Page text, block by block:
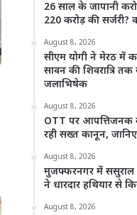
26 साल के जापानी
220 करोड़ की सर्जरी?
August 8, 2026
सीएम योगी ने मेरठ में
सावन की शिवरात्रि
जलाभिषेक
August 8, 2026
OTT पर आपत्तिजनक
रही सख्त कानून,
August 8, 2026
मुजफ्फरनगर में ससुराल
ने धारदार हथियार से
August 8, 2026